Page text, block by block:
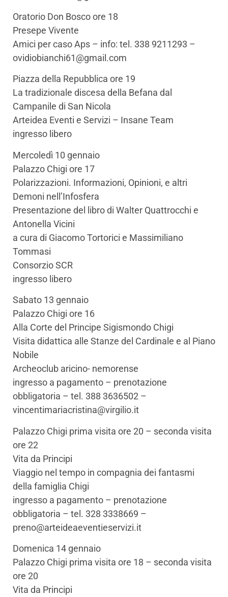
Oratorio Don Bosco ore 18
Presepe Vivente
Amici per caso Aps – info: tel. 338 9211293 –
ovidiobianchi61@gmail.com
Piazza della Repubblica ore 19
La tradizionale discesa della Befana dal
Campanile di San Nicola
Arteidea Eventi e Servizi – Insane Team
ingresso libero
Mercoledì 10 gennaio
Palazzo Chigi ore 17
Polarizzazioni. Informazioni, Opinioni, e altri
Demoni nell’Infosfera
Presentazione del libro di Walter Quattrocchi e
Antonella Vicini
a cura di Giacomo Tortorici e Massimiliano
Tommasi
Consorzio SCR
ingresso libero
Sabato 13 gennaio
Palazzo Chigi ore 16
Alla Corte del Principe Sigismondo Chigi
Visita didattica alle Stanze del Cardinale e al Piano
Nobile
Archeoclub aricino- nemorense
ingresso a pagamento – prenotazione
obbligatoria – tel. 388 3636502 –
vincentimariacristina@virgilio.it
Palazzo Chigi prima visita ore 20 – seconda visita
ore 22
Vita da Principi
Viaggio nel tempo in compagnia dei fantasmi
della famiglia Chigi
ingresso a pagamento – prenotazione
obbligatoria – tel. 328 3338669 –
preno@arteideaeventieservizi.it
Domenica 14 gennaio
Palazzo Chigi prima visita ore 18 – seconda visita
ore 20
Vita da Principi